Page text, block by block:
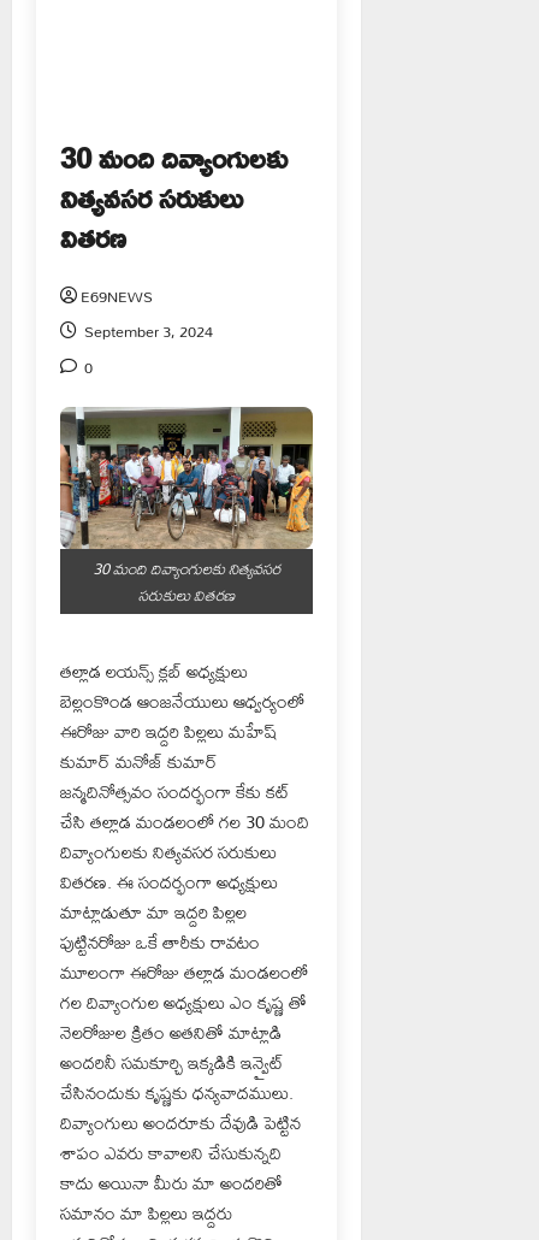
30 మంది దివ్యాంగులకు
నిత్యవసర సరుకులు
వితరణ
E69NEWS
September 3, 2024
0
30 మంది దివ్యాంగులకు నిత్యవసర
సరుకులు వితరణ
తల్లాడ లయన్స్ క్లబ్ అధ్యక్షులు
బెల్లంకొండ ఆంజనేయులు ఆధ్వర్యంలో
ఈరోజు వారి ఇద్దరి పిల్లలు మహేష్
కుమార్ మనోజ్ కుమార్
జన్మదినోత్సవం సందర్భంగా కేకు కట్
చేసి తల్లాడ మండలంలో గల 30 మంది
దివ్యాంగులకు నిత్యవసర సరుకులు
వితరణ. ఈ సందర్భంగా అధ్యక్షులు
మాట్లాడుతూ మా ఇద్దరి పిల్లల
పుట్టినరోజు ఒకే తారీకు రావటం
మూలంగా ఈరోజు తల్లాడ మండలంలో
గల దివ్యాంగుల అధ్యక్షులు ఎం కృష్ణ తో
నెలరోజుల క్రితం అతనితో మాట్లాడి
అందరినీ సమకూర్చి ఇక్కడికి ఇన్వైట్
చేసినందుకు కృష్ణకు ధన్యవాదములు.
దివ్యాంగులు అందరూకు దేవుడి పెట్టిన
శాపం ఎవరు కావాలని చేసుకున్నది
కాదు అయినా మీరు మా అందరితో
సమానం మా పిల్లలు ఇద్దరు